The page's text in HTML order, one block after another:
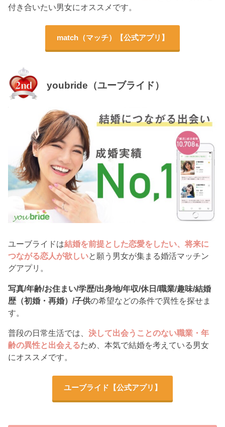
付き合いたい男女にオススメです。
match（マッチ）【公式アプリ】
youbride（ユーブライド）
ユーブライドは結婚を前提とした恋愛をしたい、将来に
つながる恋人が欲しいと願う男女が集まる婚活マッチン
グアプリ。
写真/年齢/お住まい/学歴/出身地/年収/休日/職業/趣味/結婚
歴（初婚・再婚）/子供の希望などの条件で異性を探せま
す。
普段の日常生活では、決して出会うことのない職業・年
齢の異性と出会えるため、本気で結婚を考えている男女
にオススメです。
ユーブライド 【公式アプリ】